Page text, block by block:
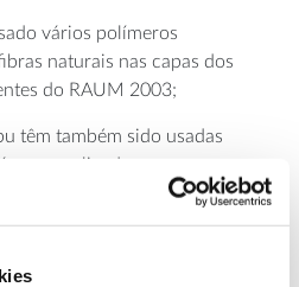
vários polímeros
naturais nas capas dos
do RAUM 2003;
têm também sido usadas
aplicados a